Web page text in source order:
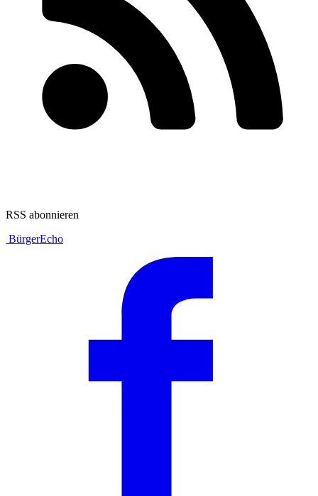
RSS abonnieren
BürgerEcho